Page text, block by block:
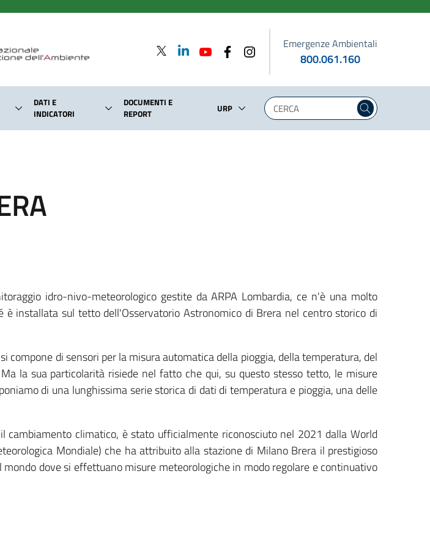
Emergenze Ambientali
800.061.160
DATI E
INDICATORI
DOCUMENTI E
REPORT
URP
idro-nivo-meteorologico gestite da ARPA Lombardia, ce n'è una molto
installata sul tetto dell'Osservatorio Astronomico di Brera nel centro storico di
di sensori per la misura automatica della pioggia, della temperatura, del
la sua particolarità risiede nel fatto che qui, su questo stesso tetto, le misure
di una lunghissima serie storica di dati di temperatura e pioggia, una delle
climatico, è stato ufficialmente riconosciuto nel 2021 dalla World
Mondiale) che ha attribuito alla stazione di Milano Brera il prestigioso
dove si effettuano misure meteorologiche in modo regolare e continuativo